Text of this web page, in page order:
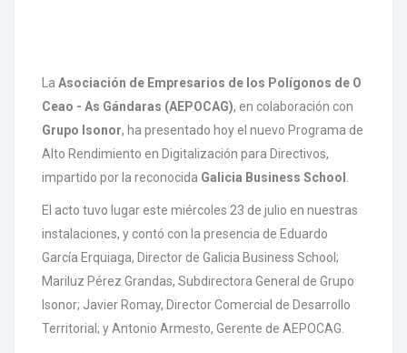
La Asociación de Empresarios de los Polígonos de O
Ceao - As Gándaras (AEPOCAG), en colaboración con
Grupo Isonor, ha presentado hoy el nuevo Programa de
Alto Rendimiento en Digitalización para Directivos,
impartido por la reconocida Galicia Business School
El acto tuvo lugar este miércoles 23 de julio en nuestras
instalaciones, y contó con la presencia de Eduardo
García Erquiaga, Director de Galicia Business School;
Mariluz Pérez Grandas, Subdirectora General de Grupo
Isonor; Javier Romay, Director Comercial de Desarrollo
Territorial; y Antonio Armesto, Gerente de AEPOCAG.